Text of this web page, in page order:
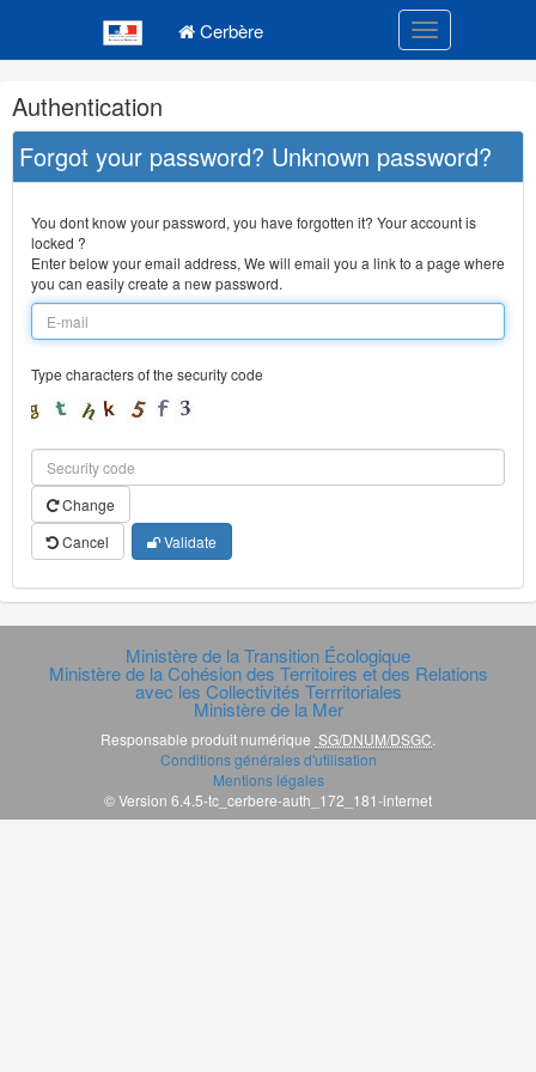
Cerbère Toggle
Navigation
et
outils
annexes
Authentication
Forgot your password? Unknown password?
You dont know your password, you have forgotten it? Your account is
locked ?
Enter below your email address, We will email you a link to a page where
you can easily create a new password.
Type characters of the security code
Change
Cancel
Validate
Ministère de la Transition Écologique
Ministère de la Cohésion des Territoires et des Relations
avec les Collectivités Terrritoriales
Ministère de la Mer
Responsable produit numérique SG/DNUM/DSGC
Conditions générales d'utilisation
Mentions légales
© Version 6.4.5-tc_cerbere-auth_172_181-internet